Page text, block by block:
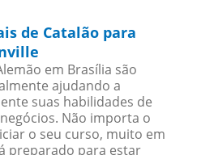
de Catalão para
em Brasília são
ajudando a
suas habilidades de
Não importa o
o seu curso, muito em
preparado para estar